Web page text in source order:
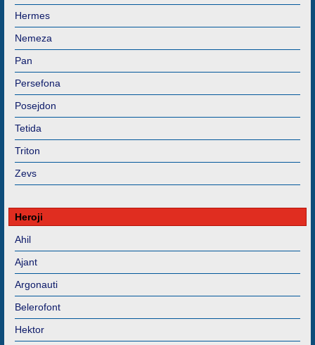
Hermes
Nemeza
Pan
Persefona
Posejdon
Tetida
Triton
Zevs
Heroji
Ahil
Ajant
Argonauti
Belerofont
Hektor